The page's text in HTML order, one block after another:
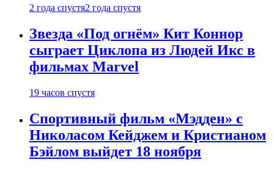
2 года спустя2 года спустя
Звезда «Под огнём» Кит Коннор
сыграет Циклопа из Людей Икс в
фильмах Marvel
19 часов спустя
Спортивный фильм «Мэдден» с
Николасом Кейджем и Кристианом
Бэйлом выйдет 18 ноября